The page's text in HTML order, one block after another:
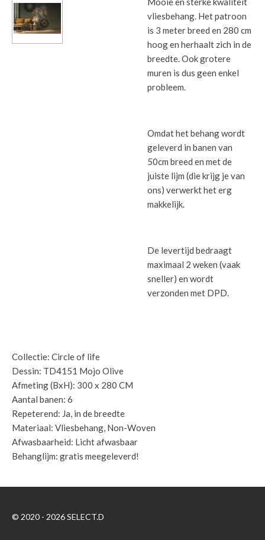
vliesbehang. Het patroon
is 3 meter breed en 280 cm
hoog en herhaalt zich in de
breedte. Ook grotere
muren is dus geen enkel
probleem.
Omdat het behang wordt
geleverd in banen van
50cm breed en met de
juiste lijm (die krijg je van
ons) verwerkt het erg
makkelijk.
De levertijd bedraagt
maximaal 2 weken (vaak
sneller) en wordt
verzonden met DPD.
Collectie: Circle of life
Dessin: TD4151 Mojo Olive
Afmeting (BxH): 300 x 280 CM
Aantal banen: 6
Repeterend: Ja, in de breedte
Materiaal: Vliesbehang, Non-Woven
Afwasbaarheid: Licht afwasbaar
Behanglijm: gratis meegeleverd!
© 2020 - 2026 SELECT.D